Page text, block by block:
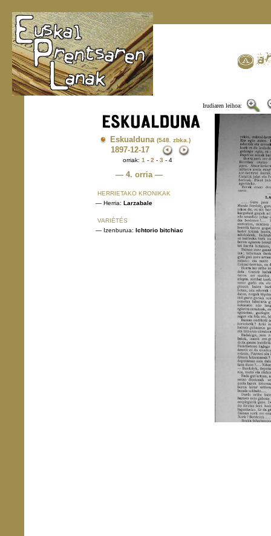
Irudiaren leihoa:
Eskualduna (548. zbka.)
1897-12-17
orriak: 1 - 2 - 3 - 4
— 4. orria —
HERRIETAKO KRONIKAK
— Herria: Larzabale
VARIÉTÉS
— Izenburua: Ichtorio bitchiac